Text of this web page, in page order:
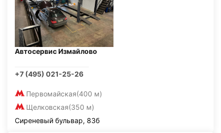
Автосервис Измайлово
+7 (495) 021-25-26
Первомайская(400 м)
Щелковская(350 м)
Сиреневый бульвар, 83б